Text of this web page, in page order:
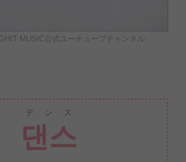
MUSIC公式ユーチューブチャンネル
댄스
デンス